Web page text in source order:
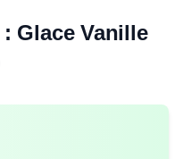
Glace Vanille